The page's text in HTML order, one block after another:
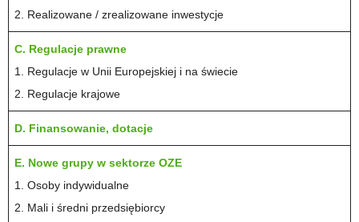
2. Realizowane / zrealizowane inwestycje
C. Regulacje prawne
1. Regulacje w Unii Europejskiej i na świecie
2. Regulacje krajowe
D. Finansowanie, dotacje
E. Nowe grupy w sektorze OZE
1. Osoby indywidualne
2. Mali i średni przedsiębiorcy